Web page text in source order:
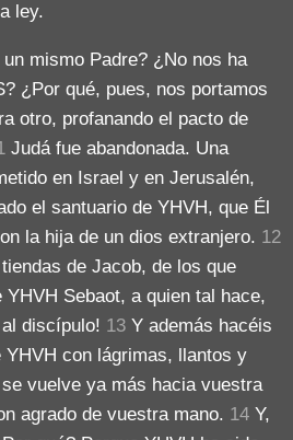
ley.
mismo Padre? ¿No nos ha
¿Por qué, pues, nos portamos
otro, profanando el pacto de
Judá fue abandonada. Una
en Israel y en Jerusalén,
el santuario de YHVH, que Él
la hija de un dios extranjero. 12
de Jacob, de los que
YHVH Sebaot, a quien tal hace,
discípulo! 13 Y además hacéis
con lágrimas, llantos y
vuelve ya más hacia vuestra
agrado de vuestra mano. 14 Y,